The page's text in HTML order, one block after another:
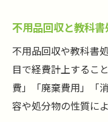
不用品回収と教科
不用品回収や教科書
目で経費計上するこ
費」「廃棄費用」「
容や処分物の性質に